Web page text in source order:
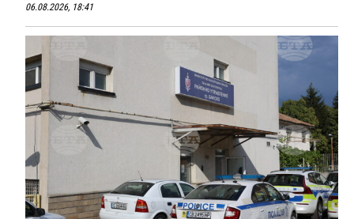
06.08.2026, 18:41